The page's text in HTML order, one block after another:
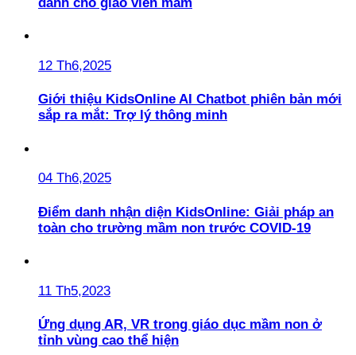
12 Th6,2025
Giới thiệu KidsOnline AI Chatbot phiên bản mới
sắp ra mắt: Trợ lý thông minh
04 Th6,2025
Điểm danh nhận diện KidsOnline: Giải pháp an
toàn cho trường mầm non trước COVID-19
11 Th5,2023
Ứng dụng AR, VR trong giáo dục mầm non ở
tỉnh vùng cao thể hiện